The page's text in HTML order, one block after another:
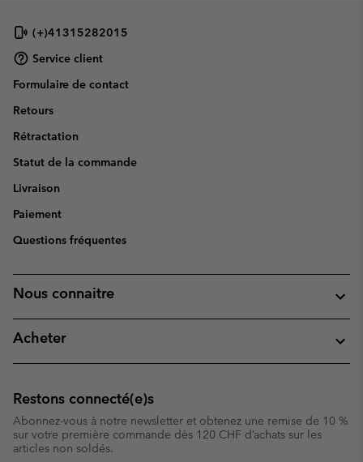
(+)41315282015
Service client
Formulaire de contact
Retours
Rétractation
Statut de la commande
Livraison
Paiement
Questions fréquentes
Nous connaitre
Acheter
Restons connecté(e)s
Abonnez-vous à notre newsletter et obtenez une remise de 10 %
sur votre première commande dès 120 CHF d’achats sur les
articles non soldés.